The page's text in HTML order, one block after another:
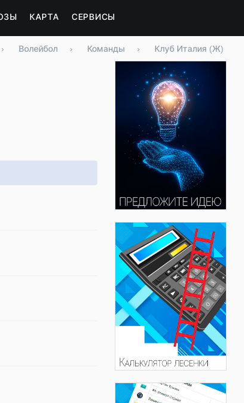
КАРТА СЕРВИСЫ
› Волейбол › Команды › Клуб Италия (Ж)